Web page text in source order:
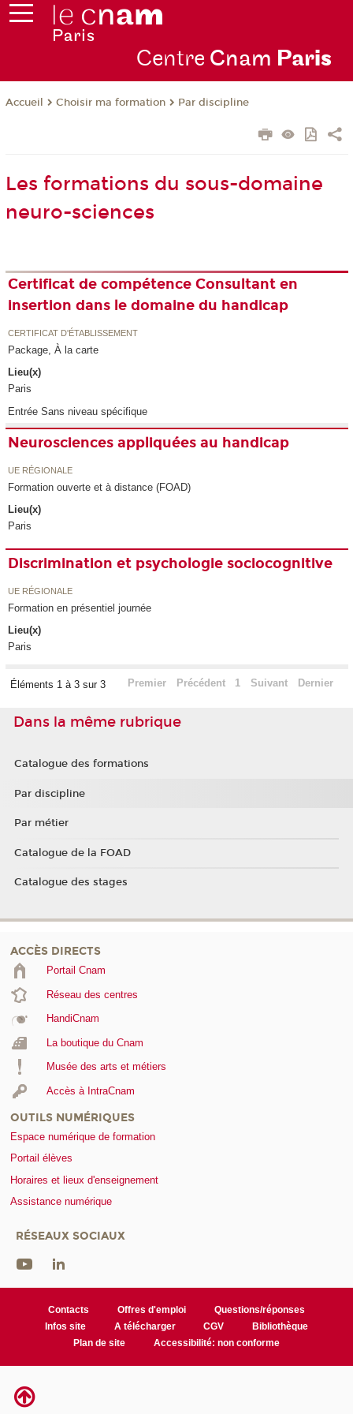
Centre Cnam Paris
Accueil Choisir ma formation Par discipline
Les formations du sous-domaine
neuro-sciences
Certificat de compétence Consultant en
insertion dans le domaine du handicap
CERTIFICAT D'ÉTABLISSEMENT
Package, À la carte
Lieu(x)
Paris
Entrée Sans niveau spécifique
Neurosciences appliquées au handicap
UE RÉGIONALE
Formation ouverte et à distance (FOAD)
Lieu(x)
Paris
Discrimination et psychologie sociocognitive
UE RÉGIONALE
Formation en présentiel journée
Lieu(x)
Paris
Éléments 1 à 3 sur 3 Premier Précédent 1 Suivant Dernier
Dans la même rubrique
Catalogue des formations
Par discipline
Par métier
Catalogue de la FOAD
Catalogue des stages
ACCÈS DIRECTS
Portail Cnam
Réseau des centres
HandiCnam
La boutique du Cnam
Musée des arts et métiers
Accès à IntraCnam
OUTILS NUMÉRIQUES
Espace numérique de formation
Portail élèves
Horaires et lieux d'enseignement
Assistance numérique
RÉSEAUX SOCIAUX
Contacts Offres d'emploi
Questions/réponses
Infos site
A télécharger CGV
Bibliothèque
Plan de site
Accessibilité: non conforme